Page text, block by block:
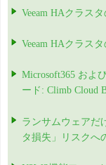
Veeam HAクラス
Veeam HAクラス
Microsoft365 およ
ード: Climb Cloud
ランサムウェアだ
タ損失」リスクへ